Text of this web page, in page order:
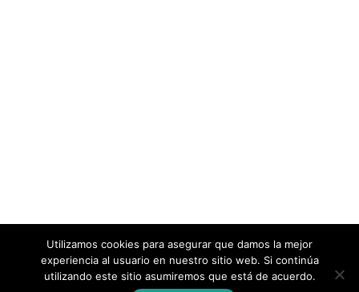
Utilizamos cookies para asegurar que damos la mejor
experiencia al usuario en nuestro sitio web. Si continúa
utilizando este sitio asumiremos que está de acuerdo.